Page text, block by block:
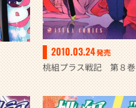
2010.03.24発売
桃組プラス戦記 第８巻